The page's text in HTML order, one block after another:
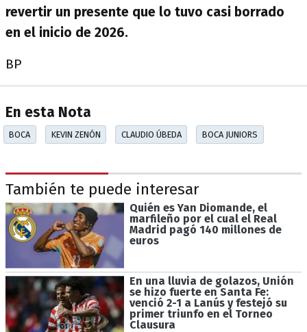
revertir un presente que lo tuvo casi borrado
en el inicio de 2026.
BP
En esta Nota
BOCA KEVIN ZENÓN CLAUDIO ÚBEDA BOCA JUNIORS
También te puede interesar
Quién es Yan Diomande, el
marfileño por el cual el Real
Madrid pagó 140 millones de
euros
En una lluvia de golazos, Unión
se hizo fuerte en Santa Fe:
venció 2-1 a Lanús y festejó su
primer triunfo en el Torneo
Clausura